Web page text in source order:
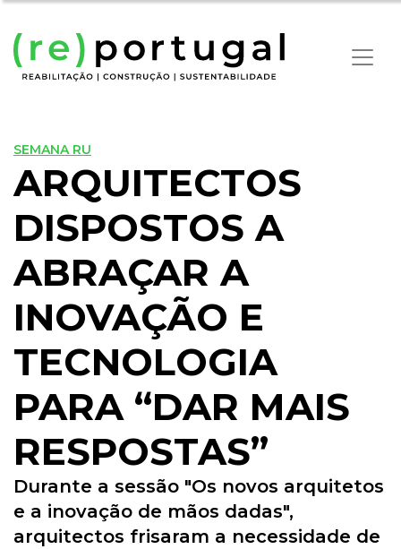
SEMANA RU
ARQUITECTOS
DISPOSTOS A
ABRAÇAR A
INOVAÇÃO E
TECNOLOGIA
PARA “DAR MAIS
RESPOSTAS”
Durante a sessão "Os novos arquitetos
e a inovação de mãos dadas",
arquitectos frisaram a necessidade de